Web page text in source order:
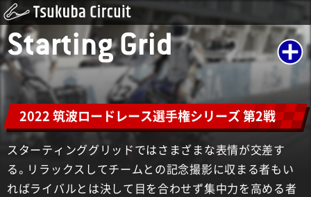
Starting Grid
2022 筑波ロードレース選手権シリーズ 第2戦
スターティンググリッドではさまざまな表情が交差す
る。リラックスしてチームとの記念撮影に収まる者もい
ればライバルとは決して目を合わせず集中力を高める者